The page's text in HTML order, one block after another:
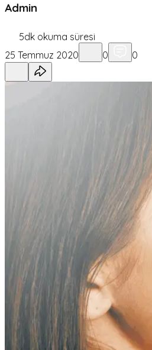
Admin
5dk okuma süresi
25 Temmuz 2020
0 0